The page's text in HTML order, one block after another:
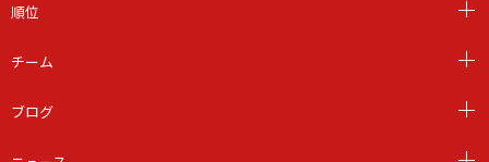
順位
チーム
ブログ